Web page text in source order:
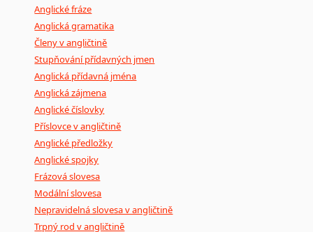
Anglické fráze
Anglická gramatika
Členy v angličtině
Stupňování přídavných jmen
Anglická přídavná jména
Anglická zájmena
Anglické číslovky
Příslovce v angličtině
Anglické předložky
Anglické spojky
Frázová slovesa
Modální slovesa
Nepravidelná slovesa v angličtině
Trpný rod v angličtině